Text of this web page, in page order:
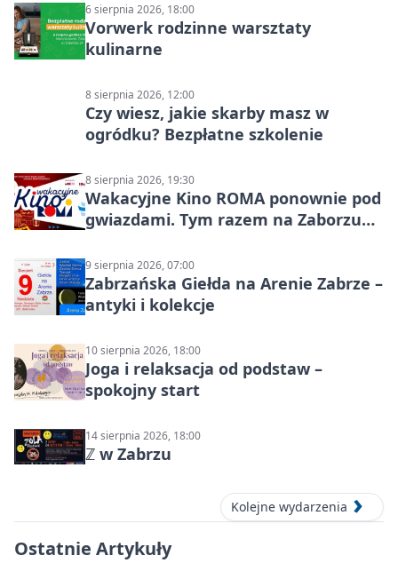
6 sierpnia 2026, 18:00
Vorwerk rodzinne warsztaty
kulinarne
8 sierpnia 2026, 12:00
Czy wiesz, jakie skarby masz w
ogródku? Bezpłatne szkolenie
8 sierpnia 2026, 19:30
Wakacyjne Kino ROMA ponownie pod
gwiazdami. Tym razem na Zaborzu
9 sierpnia 2026, 07:00
Zabrzańska Giełda na Arenie Zabrze –
antyki i kolekcje
10 sierpnia 2026, 18:00
Joga i relaksacja od podstaw –
spokojny start
14 sierpnia 2026, 18:00
ℤ w Zabrzu
Kolejne wydarzenia
Ostatnie Artykuły